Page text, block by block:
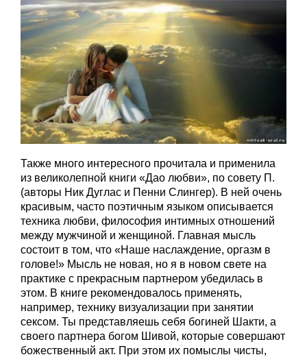
Также много интересного прочитала и применила
из великолепной книги «Дао любви», по совету П.
(авторы Ник Дуглас и Пенни Слингер). В ней очень
красивым, часто поэтичным языком описывается
техника любви, философия интимных отношений
между мужчиной и женщиной. Главная мысль
состоит в том, что «Наше наслаждение, оргазм в
голове!» Мысль не новая, но я в новом свете на
практике с прекрасным партнером убедилась в
этом. В книге рекомендовалось применять,
например, технику визуализации при занятии
сексом. Ты представляешь себя богиней Шакти, а
своего партнера богом Шивой, которые совершают
божественный акт. При этом их помыслы чисты,